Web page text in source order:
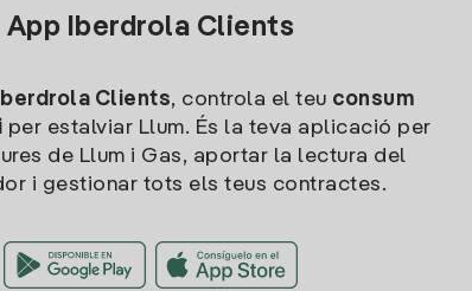
App Iberdrola Clients
Clients, controla el teu consum
per estalviar Llum. És la teva aplicació per
de Llum i Gas, aportar la lectura del
i gestionar tots els teus contractes.